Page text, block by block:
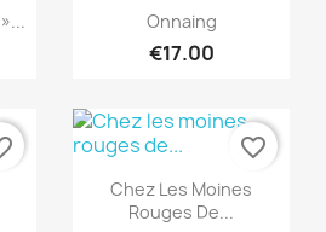
Quick view
Onnaing
€17.00
Quick view
Chez Les Moines
Rouges De...
favorite_border